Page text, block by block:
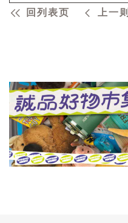
回列表页 上一则